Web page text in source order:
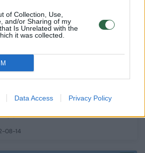
of Collection, Use,
and/or Sharing of my
Is Unrelated with the
it was collected.
Data Access Privacy Policy
D. Nemeravičius ir A.
kad gali pavykti
08-14